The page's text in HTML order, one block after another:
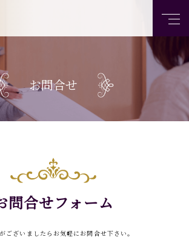
お問合せ
問合せフォーム
ございましたらお気軽にお問合せ下さい。